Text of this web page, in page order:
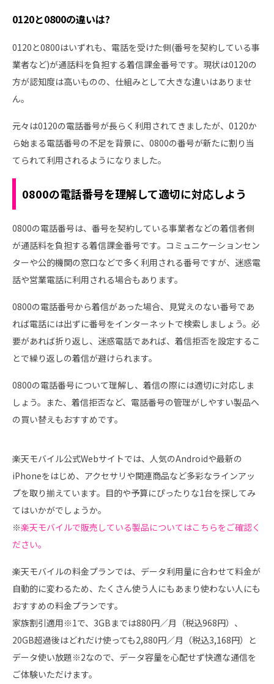
0120と0800の違いは?
0120と0800はいずれも、電話を受けた側(番号を契約している事
業者など)が通話料を負担する着信課金番号です。現状は0120の
方が認知度は高いものの、仕組みとして大きな違いはありませ
ん。
元々は0120の電話番号が長らく利用されてきましたが、0120か
ら始まる電話番号の不足を背景に、0800の番号が新たに割り当
てられて利用されるようになりました。
0800の電話番号を理解して適切に対応しよう
0800の電話番号は、番号を契約している事業者などの着信者側
が通話料を負担する着信課金番号です。コミュニケーションセン
ターや公的機関の窓口などで多く利用される番号ですが、迷惑電
話や営業電話に利用される場合もあります。
0800の電話番号から着信があった場合、見覚えのない番号であ
れば電話には出ずに番号をインターネットで検索しましょう。必
要があれば折り返し、迷惑電話であれば、着信拒否を設定するこ
とで繰り返しの着信が避けられます。
0800の電話番号について理解し、着信の際には適切に対応しま
しょう。また、着信拒否など、電話番号の管理がしやすい製品へ
の買い替えもおすすめです。
楽天モバイル公式Webサイトでは、人気のAndroidや最新の
iPhoneをはじめ、アクセサリや関連商品など多彩なラインアッ
プを取り揃えています。目的や予算にぴったりな1台を探してみ
てはいかがでしょうか。
※楽天モバイルで販売している製品についてはこちらをご確認く
ださい。
楽天モバイルの料金プランでは、データ利用量に合わせて料金が
自動的に変わるため、たくさん使う人にもあまり使わない人にも
おすすめの料金プランです。
家族割引適用※1で、3GBまでは880円／月（税込968円）、
20GB超過後はどれだけ使っても2,880円／月（税込3,168円）と
データ使い放題※2なので、データ容量を心配せず快適な通信を
ご体験いただけます。